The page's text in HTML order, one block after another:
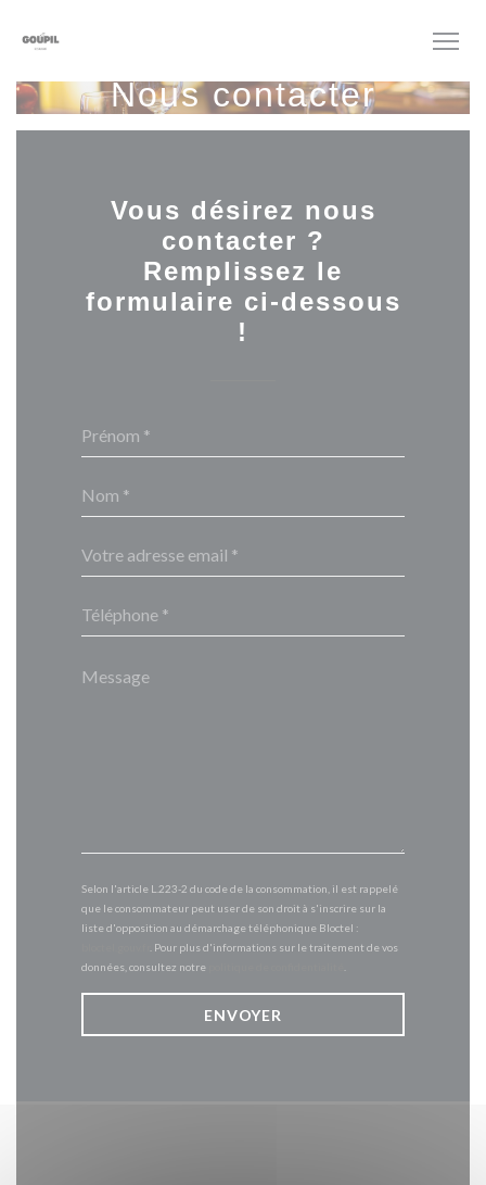
Nous contacter
Vous désirez nous
contacter ?
Remplissez le
formulaire ci-dessous
!
Selon l'article L.223-2 du code de la consommation, il est rappelé
que le consommateur peut user de son droit à s'inscrire sur la
liste d'opposition au démarchage téléphonique Bloctel :
. Pour plus d'informations sur le traitement de vos
données, consultez notre